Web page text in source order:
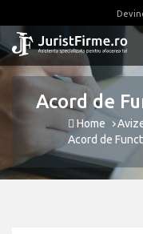
Acord de
Home
Acord de